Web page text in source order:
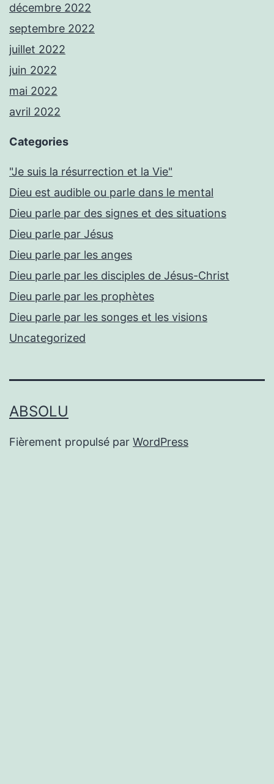
décembre 2022
septembre 2022
juillet 2022
juin 2022
mai 2022
avril 2022
Categories
"Je suis la résurrection et la Vie"
Dieu est audible ou parle dans le mental
Dieu parle par des signes et des situations
Dieu parle par Jésus
Dieu parle par les anges
Dieu parle par les disciples de Jésus-Christ
Dieu parle par les prophètes
Dieu parle par les songes et les visions
Uncategorized
ABSOLU
Fièrement propulsé par WordPress